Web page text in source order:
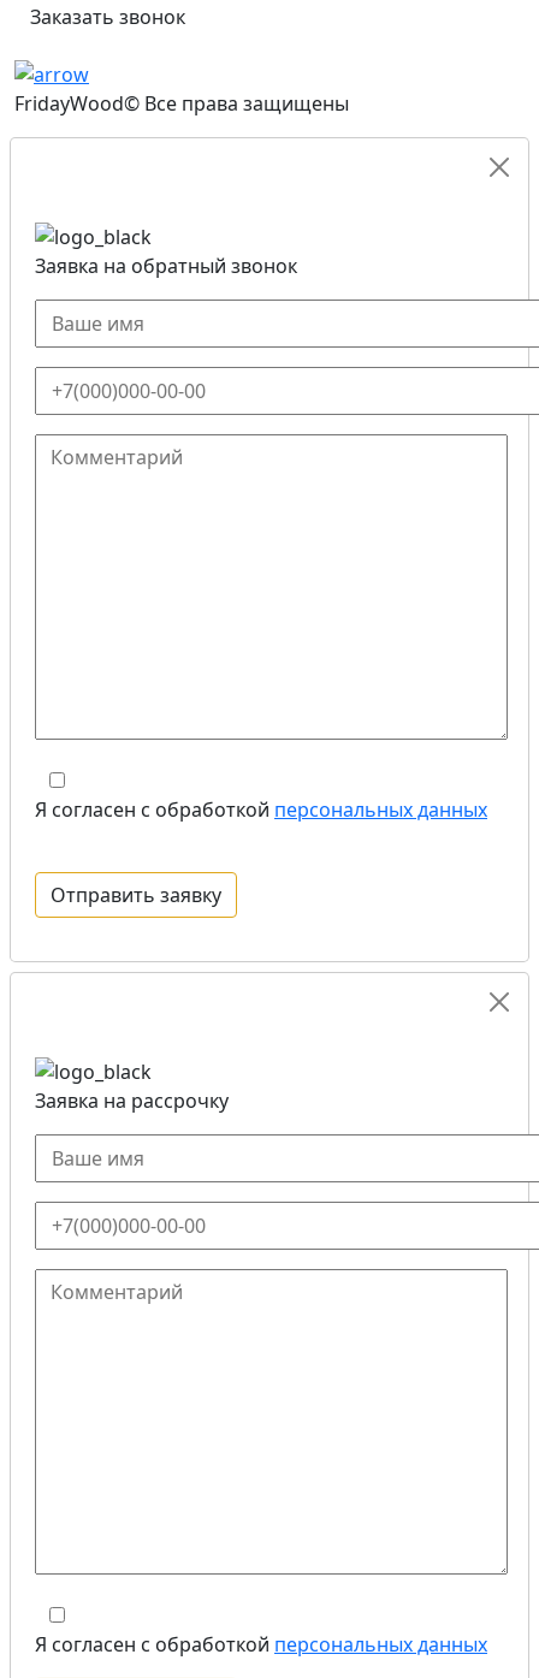
Заказать звонок
FridayWood© Все права защищены
Заявка на обратный звонок
Я согласен с обработкой персональных данных
Заявка на рассрочку
Я согласен с обработкой персональных данных